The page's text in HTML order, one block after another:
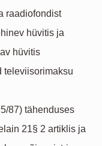
raadiofondist
hüvitis ja
hüvitis
televiisorimaksu
87) tähenduses
21§ 2 artiklis ja